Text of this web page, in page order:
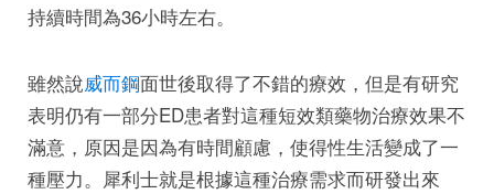
持續時間為36小時左右。
雖然說威而鋼面世後取得了不錯的療效，但是有研究
表明仍有一部分ED患者對這種短效類藥物治療效果不
滿意，原因是因為有時間顧慮，使得性生活變成了一
種壓力。犀利士就是根據這種治療需求而研發出來